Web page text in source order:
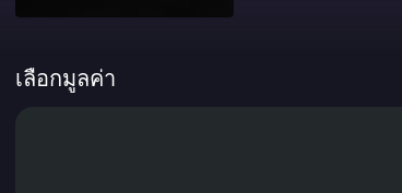
เลือกมูลค่า